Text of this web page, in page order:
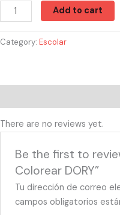
Add to cart
Category: Escolar
There are no reviews yet.
Be the first to
Colorear DORY”
Tu dirección de correo
campos obligatorios